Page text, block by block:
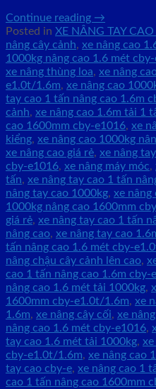
Continue reading →
Posted in XE NÂNG TAY
nâng cây cảnh, xe nâng cao
1000kg nâng cao 1.6 mét
xe nâng thùng loa, xe nâng
e1.0t/1.6m, xe nâng cao
tay cao 1 tấn nâng cao 1.6m
cảnh, xe nâng cao 1.6m tải 1
cao 1600mm cby-e1016, xe
kiểng, xe nâng cao 1000kg
xe nâng cao giá rẻ, xe nâng
cby-e1016, xe nâng máy móc,
tấn, xe nâng tay cao 1 tấn
nâng tay cao 1000kg, xe nâng
1000kg nâng cao 1600mm
giá rẻ, xe nâng tay cao 1 tấn
nâng cao, xe nâng tay cao
tấn nâng cao 1.6 mét cby-
nâng chậu cây cảnh lên cao,
cao 1 tấn nâng cao 1.6m cby-
nâng cao 1.6 mét tải 1000kg,
1600mm cby-e1.0t/1.6m, xe
1.6m, xe nâng cây cối, xe
nâng cao 1.6 mét cby-e1016,
tay cao 1.6 mét tải 1000kg, xe
cby-e1.0t/1.6m, xe nâng cao
tay cao cby-e, xe nâng cao 1
cao 1 tấn nâng cao 1600mm